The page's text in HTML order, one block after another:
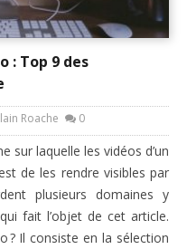
: Top 9 des
Roache 0
sur laquelle les vidéos d’un
de les rendre visibles par
plusieurs domaines y
fait l’objet de cet article.
? Il consiste en la sélection